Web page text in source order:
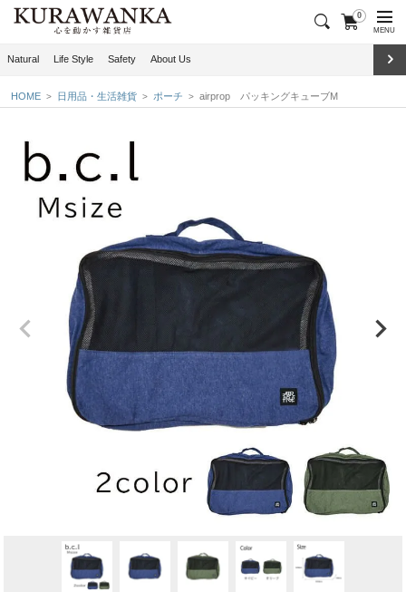
0
MENU
Natural Life Style Safety About Us
HOME 日用品・生活雑貨 ポーチ airprop パッキングキューブM